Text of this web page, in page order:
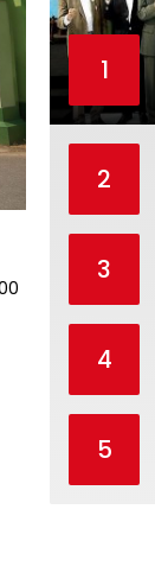
1
2
3
4
5